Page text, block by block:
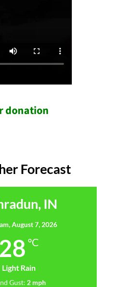
donation
Forecast
IN
August 7, 2026
28 °C
Light Rain
Gust: 2 mph